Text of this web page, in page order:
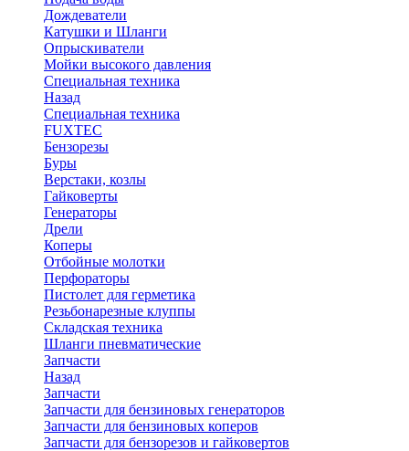
Дождеватели
Катушки и Шланги
Опрыскиватели
Мойки высокого давления
Специальная техника
Назад
Специальная техника
FUXTEC
Бензорезы
Буры
Верстаки, козлы
Гайковерты
Генераторы
Дрели
Коперы
Отбойные молотки
Перфораторы
Пистолет для герметика
Резьбонарезные клуппы
Складская техника
Шланги пневматические
Запчасти
Назад
Запчасти
Запчасти для бензиновых генераторов
Запчасти для бензиновых коперов
Запчасти для бензорезов и гайковертов